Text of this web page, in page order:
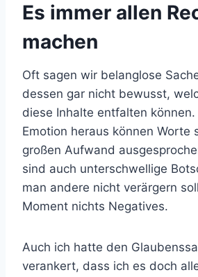
Es immer allen
machen
Oft sagen wir belanglose
dessen gar nicht bewusst,
diese Inhalte entfalten
Emotion heraus können Worte
großen Aufwand
sind auch unterschwellige
man andere nicht verärgern
Moment nichts Negatives.
Auch ich hatte den
verankert, dass ich es doch